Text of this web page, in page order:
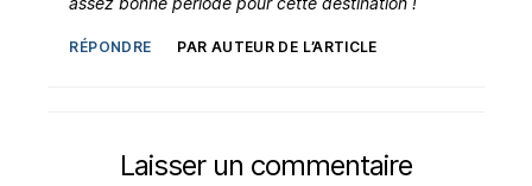
RÉPONDRE PAR AUTEUR DE L’ARTICLE
Laisser un commentaire